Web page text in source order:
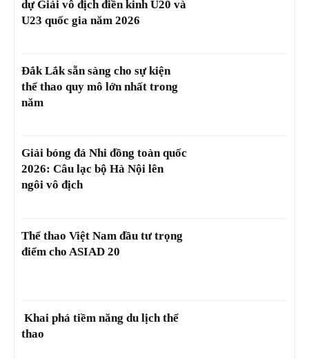
dự Giải vô địch điền kinh U20 và
U23 quốc gia năm 2026
Đắk Lắk sẵn sàng cho sự kiện
thể thao quy mô lớn nhất trong
năm
Giải bóng đá Nhi đồng toàn quốc
2026: Câu lạc bộ Hà Nội lên
ngôi vô địch
Thể thao Việt Nam đầu tư trọng
điểm cho ASIAD 20
Khai phá tiềm năng du lịch thể
thao